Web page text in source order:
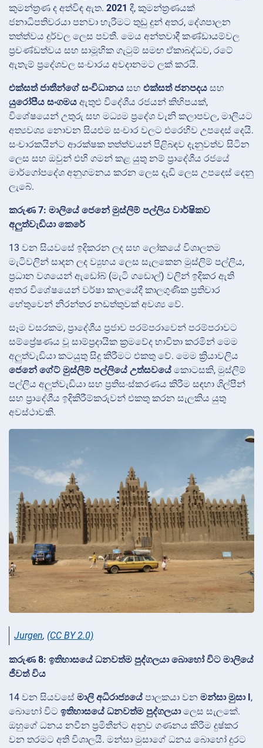
කුමන්ත්‍රණ ද අත්විඳ ඇත. 2021 දී, කුමන්ත්‍රණයක්
ජනාධිපතිවරයා පනවා හැරීමට තුඩු දුන් අතර, දේශපාලන
තත්ත්වය දුර්වල ලෙස පවතී. මෙය අන්තවාදී කණ්ඩායම්වල
ප්‍රචණ්ඩත්වය සහ සාමූහික ගැටුම් සමඟ ඒකාබද්ධව, රටේ
ඇතැම් ප්‍රදේශවල සංචාරය අවදානමට ලක් කරයි.
එක්සත් ජාතීන්ගේ සංවිධානය සහ එක්සත් ජනපදය සහ
යුරෝපීය සංගමය ඇතුළු විදේශීය රජයන් කිහිපයක්,
විශේෂයෙන් උතුරු සහ මධ්‍යම ප්‍රදේශ වැනි කලාපවල, මාලියට
අත්‍යවශ්‍ය නොවන සියළුම සංචාර වලට එරෙහිව උපදෙස් දෙයි.
සංචාරකයින්ට ආරක්ෂක තත්ත්වයන් පිළිබඳව දැනුවත්ව සිටින
ලෙස සහ ඔවුන් එහි ගමන් කළ යුතු නම් ප්‍රාදේශීය රජයේ
මාර්ගෝපදේශ අනුගමනය කරන ලෙස දැඩි ලෙස උපදෙස් දෙනු
ලැබේ.
කරුණ 7: මාලියේ ජෙනේ මුස්ලිම් පල්ලිය වාර්ෂිකව
අලුත්වැඩියා කෙරේ
13 වන සියවසේ ඉදිකරන ලද සහ ලෝකයේ විශාලතම
මැටිවලින් සාදන ලද ව්‍යුහය ලෙස සැලකෙන මුස්ලිම් පල්ලිය,
ප්‍රධාන වශයෙන් ඇඩෝබ් (මැටි ගඩොල්) වලින් ඉදිකර ඇති
අතර විශේෂයෙන් වර්ෂා කාලයේදී කාලගුණික ප්‍රතිචාර
හේතුවෙන් නිරන්තර නඩත්තුවක් අවශ්‍ය වේ.
සෑම වසරකම, ප්‍රාදේශීය ප්‍රජාව පරම්පරාවෙන් පරම්පරාවට
සම්ප්‍රේෂණය වූ සාම්ප්‍රදායික ක්‍රමවේද භාවිතා කරමින් මෙම
අලුත්වැඩියා කටයුතු සිදු කිරීමට එකතු වේ. මෙම ක්‍රියාවලිය
ජෙනේ ගේට් මුස්ලිම් පල්ලියේ උත්සවයේ කොටසකි, මුස්ලිම්
පල්ලිය අලුත්වැඩියා සහ ප්‍රතිසංස්කරණය කිරීම සඳහා ශිල්පීන්
සහ ප්‍රාදේශීය ඉදිකිරීම්කරුවන් එකතු කරන සැලකිය යුතු
අවස්ථාවකි.
Jurgen, (CC BY 2.0)
කරුණ 8: ඉතිහාසයේ ධනවත්ම පුද්ගලයා බොහෝ විට මාලියේ
ජීවත් විය
14 වන සියවසේ මාලි අධිරාජ්‍යයේ පාලකයා වන මන්සා මුසා I ,
බොහෝ විට ඉතිහාසයේ ධනවත්ම පුද්ගලයාලෙස සැලකේ.
ඔහුගේ ධනය නවීන ප්‍රමිතීන්ට අනුව ගණනය කිරීම දුෂ්කර
වන තරමට අති විශාලයි. මන්සා මුසාගේ ධනය බොහෝ දුරට